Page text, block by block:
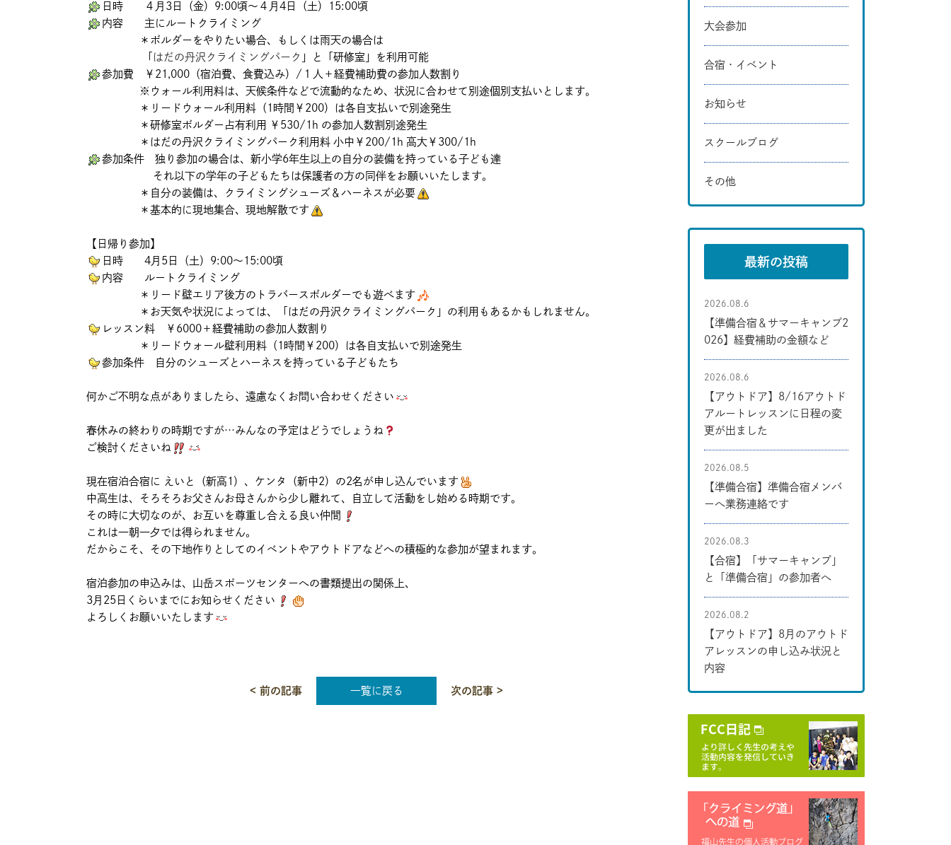
日時 ４月3日（金）9:00頃～４月4日（土）15:00頃
内容 主にルートクライミング
＊ボルダーをやりたい場合、もしくは雨天の場合は
はだの丹沢クライミングパーク 」と「研修室」を利用可能
参加費 ￥21,000（宿泊費、食費込み）/１人＋経費補助費の参加人数割り
※ウォール利用料は、天候条件などで流動的なため、状況に合わせて別途個別支払いとします。
＊リードウォール利用料（1時間￥200）は各自支払いで別途発生
＊研修室ボルダー占有利用 ￥530/1h の参加人数割別途発生
＊はだの丹沢クライミングパーク利用料 小中￥200/1h 高大￥300/1h
参加条件 独り参加の場合は、新小学6年生以上の自分の装備を持っている子ども達
それ以下の学年の子どもたちは保護者の方の同伴をお願いいたします。
＊自分の装備は、クライミングシューズ＆ハーネスが必要
＊基本的に現地集合、現地解散です
【日帰り参加】
日時 4月5日（土）9:00～15:00頃
内容 ルートクライミング
＊リード壁エリア後方のトラバースボルダーでも遊べます
＊お天気や状況によっては、「はだの丹沢クライミングパーク」の利用もあるかもしれません。
レッスン料 ￥6000＋経費補助の参加人数割り
＊リードウォール壁利用料（1時間￥200）は各自支払いで別途発生
参加条件 自分のシューズとハーネスを持っている子どもたち
何かご不明な点がありましたら、遠慮なくお問い合わせください
春休みの終わりの時期ですが…みんなの予定はどうでしょうね
ご検討くださいね
現在宿泊合宿に えいと（新高1）、ケンタ（新中2）の2名が申し込んでいます
中高生は、そろそろお父さんお母さんから少し離れて、自立して活動をし始める時期です。
その時に大切なのが、お互いを尊重し合える良い仲間
これは一朝一夕では得られません。
だからこそ、その下地作りとしてのイベントやアウトドアなどへの積極的な参加が望まれます。
宿泊参加の申込みは、山岳スポーツセンターへの書類提出の関係上、
3月25日くらいまでにお知らせください
よろしくお願いいたします
< 前の記事 一覧に戻る 次の記事 >
大会参加
合宿・イベント
お知らせ
スクールブログ
その他
最新の投稿
【準備合宿＆サマーキャンプ2
026】経費補助の金額など
2026.08.6
【アウトドア】8/16アウトド
アルートレッスンに日程の変
更が出ました
2026.08.6
【準備合宿】準備合宿メンバ
ーへ業務連絡です
2026.08.5
【合宿】「サマーキャンプ」
と「準備合宿」の参加者へ
2026.08.3
【アウトドア】8月のアウトド
アレッスンの申し込み状況と
内容
2026.08.2